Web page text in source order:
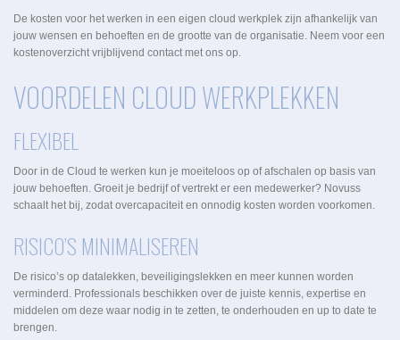
De kosten voor het werken in een eigen cloud werkplek zijn afhankelijk van
jouw wensen en behoeften en de grootte van de organisatie. Neem voor een
kostenoverzicht vrijblijvend contact met ons op.
VOORDELEN CLOUD WERKPLEKKEN
FLEXIBEL
Door in de Cloud te werken kun je moeiteloos op of afschalen op basis van
jouw behoeften. Groeit je bedrijf of vertrekt er een medewerker? Novuss
schaalt het bij, zodat overcapaciteit en onnodig kosten worden voorkomen.
RISICO’S MINIMALISEREN
De risico’s op datalekken, beveiligingslekken en meer kunnen worden
verminderd. Professionals beschikken over de juiste kennis, expertise en
middelen om deze waar nodig in te zetten, te onderhouden en up to date te
brengen.